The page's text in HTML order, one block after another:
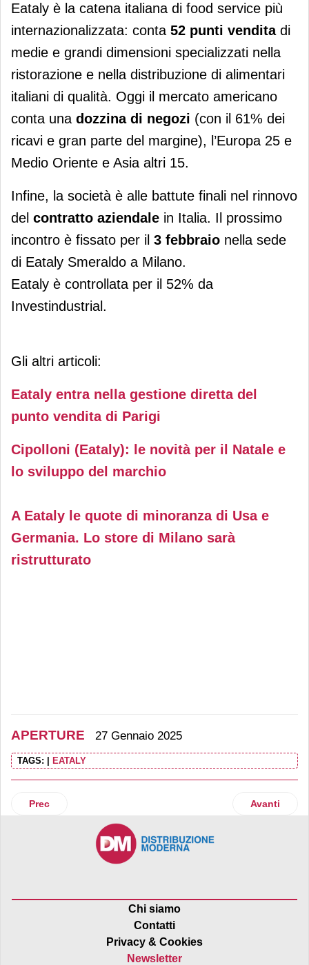
Eataly è la catena italiana di food service più
internazionalizzata: conta 52 punti venditadi
medie e grandi dimensioni specializzati nella
ristorazione e nella distribuzione di alimentari
italiani di qualità. Oggi il mercato americano
conta una dozzina di negozi (con il 61% dei
ricavi e gran parte del margine), l’Europa 25 e
Medio Oriente e Asia altri 15.
Infine, la società è alle battute finali nel rinnovo
del contratto aziendale in Italia. Il prossimo
incontro è fissato per il 3 febbraio nella sede
di Eataly Smeraldo a Milano.
Eataly è controllata per il 52% da
Investindustrial.
Gli altri articoli:
Eataly entra nella gestione diretta del
punto vendita di Parigi
Cipolloni (Eataly): le novità per il Natale e
lo sviluppo del marchio
A Eataly le quote di minoranza di Usa e
Germania. Lo store di Milano sarà
ristrutturato
APERTURE 27 Gennaio 2025
TAGS: EATALY
Articolo precedente: Penny Italia inaugura uno store a
Prec Articolo
Avanti
Chi siamo
Contatti
Privacy & Cookies
Newsletter